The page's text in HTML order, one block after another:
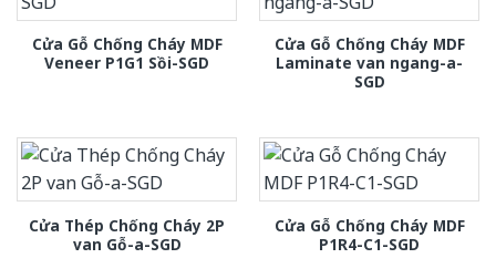
Cửa Gỗ Chống Cháy MDF
Veneer P1G1 Sồi-SGD
Cửa Gỗ Chống Cháy MDF
Laminate van ngang-a-
SGD
Cửa Thép Chống Cháy 2P
van Gỗ-a-SGD
Cửa Gỗ Chống Cháy MDF
P1R4-C1-SGD